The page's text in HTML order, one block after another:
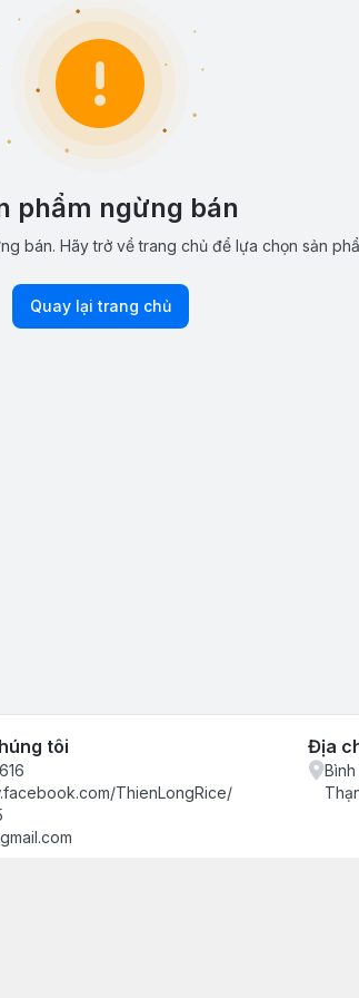
phẩm ngừng bán
bán. Hãy trở về trang chủ để lựa chọn sản
Quay lại trang chủ
tôi
ThienLongRice/
Địa